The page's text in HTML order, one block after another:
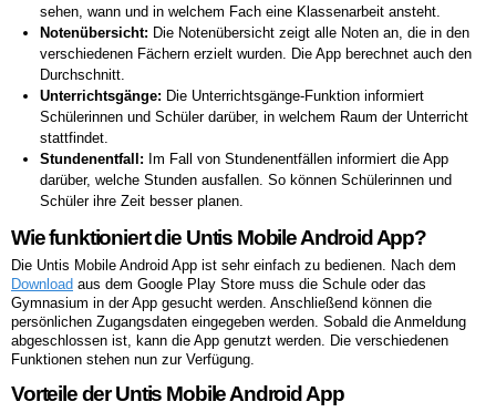
sehen, wann und in welchem Fach eine Klassenarbeit ansteht.
Notenübersicht: Die Notenübersicht zeigt alle Noten an, die in den
verschiedenen Fächern erzielt wurden. Die App berechnet auch den
Durchschnitt.
Unterrichtsgänge: Die Unterrichtsgänge-Funktion informiert
Schülerinnen und Schüler darüber, in welchem Raum der Unterricht
stattfindet.
Stundenentfall: Im Fall von Stundenentfällen informiert die App
darüber, welche Stunden ausfallen. So können Schülerinnen und
Schüler ihre Zeit besser planen.
Wie funktioniert die Untis Mobile Android App?
Die Untis Mobile Android App ist sehr einfach zu bedienen. Nach dem
Download aus dem Google Play Store muss die Schule oder das
Gymnasium in der App gesucht werden. Anschließend können die
persönlichen Zugangsdaten eingegeben werden. Sobald die Anmeldung
abgeschlossen ist, kann die App genutzt werden. Die verschiedenen
Funktionen stehen nun zur Verfügung.
Vorteile der Untis Mobile Android App